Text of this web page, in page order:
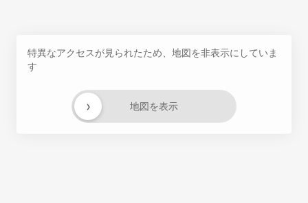
特異なアクセスが見られたため、地図を非表示にしていま
す
地図を表示
›